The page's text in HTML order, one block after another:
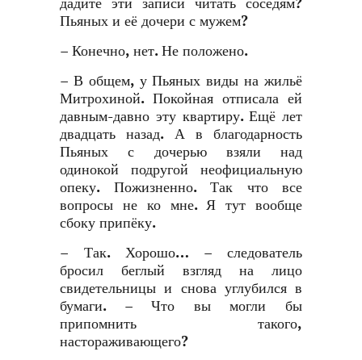
дадите эти записи читать соседям?
Пьяных и её дочери с мужем?
– Конечно, нет. Не положено.
– В общем, у Пьяных виды на жильё
Митрохиной. Покойная отписала ей
давным-давно эту квартиру. Ещё лет
двадцать назад. А в благодарность
Пьяных с дочерью взяли над
одинокой подругой неофициальную
опеку. Пожизненно. Так что все
вопросы не ко мне. Я тут вообще
сбоку припёку.
– Так. Хорошо… – следователь
бросил беглый взгляд на лицо
свидетельницы и снова углубился в
бумаги. – Что вы могли бы
припомнить такого,
настораживающего?